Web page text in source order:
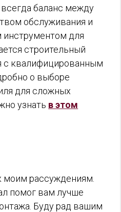
баланс между
обслуживания и
для
строительный
с квалифицированным
о выборе
для сложных
узнать в этом
моим рассуждениям.
помог вам лучше
Буду рад вашим